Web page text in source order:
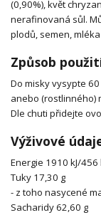
(0,90%), květ
nerafinovaná sůl.
plodů, semen,
Způsob
Do misky vysypte
anebo (rostlinného)
Dle chuti přidejte
Výživové
Energie 1910 kJ/456
Tuky 17,30 g
- z toho nasycené
Sacharidy 62,60 g